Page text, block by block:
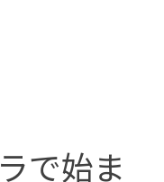
で始ま